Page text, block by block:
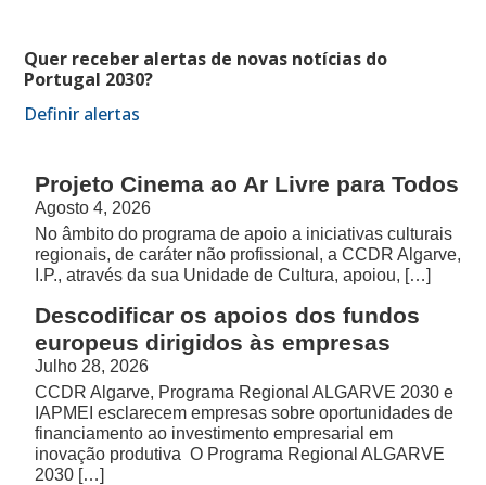
Quer receber alertas de novas notícias do
Portugal 2030?
Definir alertas
Projeto Cinema ao Ar Livre para Todos
Agosto 4, 2026
No âmbito do programa de apoio a iniciativas culturais
regionais, de caráter não profissional, a CCDR Algarve,
I.P., através da sua Unidade de Cultura, apoiou, […]
Descodificar os apoios dos fundos
europeus dirigidos às empresas
Julho 28, 2026
CCDR Algarve, Programa Regional ALGARVE 2030 e
IAPMEI esclarecem empresas sobre oportunidades de
financiamento ao investimento empresarial em
inovação produtiva O Programa Regional ALGARVE
2030 […]